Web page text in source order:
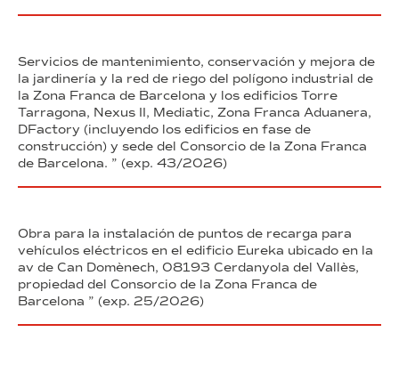
Servicios de mantenimiento, conservación y mejora de
la jardinería y la red de riego del polígono industrial de
la Zona Franca de Barcelona y los edificios Torre
Tarragona, Nexus II, Mediatic, Zona Franca Aduanera,
DFactory (incluyendo los edificios en fase de
construcción) y sede del Consorcio de la Zona Franca
de Barcelona. ” (exp. 43/2026)
Obra para la instalación de puntos de recarga para
vehículos eléctricos en el edificio Eureka ubicado en la
av de Can Domènech, 08193 Cerdanyola del Vallès,
propiedad del Consorcio de la Zona Franca de
Barcelona ” (exp. 25/2026)